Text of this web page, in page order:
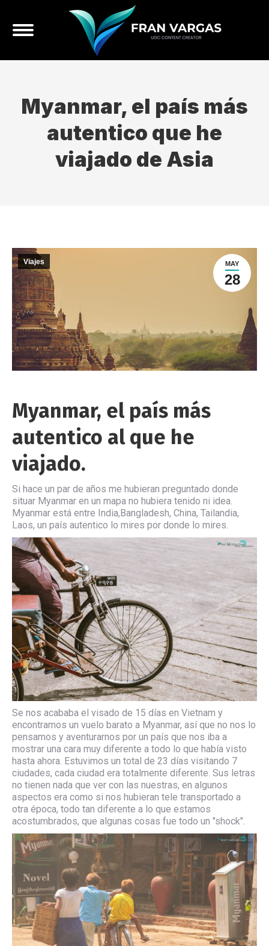
Myanmar, el país más
autentico que he
viajado de Asia
MAY
28
Viajes
Myanmar, el país más
autentico al que he
viajado.
Si hace un par de años me hubieran preguntado donde
situar Myanmar en un mapa no hubiera tenido ni idea.
Myanmar está entre India,Bangladesh, China, Tailandia,
Laos, un país autentico lo mires por donde lo mires.
Se nos acababa el visado de 15 días en Vietnam y
encontramos un vuelo barato a Myanmar, así que no nos lo
pensamos y aventurarnos por un país que nos iba a
mostrar una cara muy diferente a todo lo que había visto
hasta ahora. Estuvimos un total de 23 días visitando 7
ciudades, cada ciudad era totalmente diferente. Sus letras
no tienen nada que ver con las nuestras, en algunos
aspectos era como si nos hubieran tele transportado a
otra época, todo tan diferente a lo que estamos
acostumbrados, que algunas cosas fue todo un "shock".